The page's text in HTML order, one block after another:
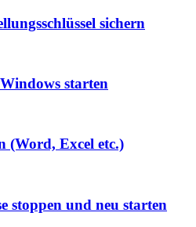
sichern
starten
(Word, Excel etc.)
stoppen und neu starten